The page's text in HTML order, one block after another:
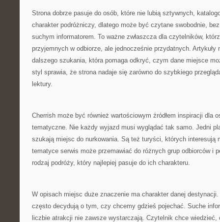
Strona dobrze pasuje do osób, które nie lubią sztywnych,
charakter podróżniczy, dlatego może być czytane swobodnie,
suchym informatorem. To ważne zwłaszcza dla czytelników,
przyjemnych w odbiorze, ale jednocześnie przydatnych. Artykuły
dalszego szukania, która pomaga odkryć, czym dane miejsce
styl sprawia, że strona nadaje się zarówno do szybkiego
lektury.
Cherrish może być również wartościowym źródłem inspiracji dla
tematyczne. Nie każdy wyjazd musi wyglądać tak samo. Jedni
szukają miejsc do nurkowania. Są też turyści, których interesują
tematyce serwis może przemawiać do różnych grup odbiorców i
rodzaj podróży, który najlepiej pasuje do ich charakteru.
W opisach miejsc duże znaczenie ma charakter danej destynacji.
często decydują o tym, czy chcemy gdzieś pojechać. Suche
liczbie atrakcji nie zawsze wystarczają. Czytelnik chce